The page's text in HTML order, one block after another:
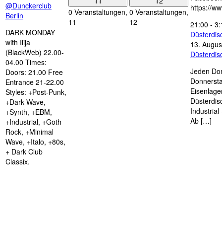
@Dunckerclub
Berlin
DARK MONDAY
with Ilija
(BlackWeb) 22.00-
04.00 Times:
Doors: 21.00 Free
Entrance 21-22.00
Styles: +Post-Punk,
+Dark Wave,
+Synth, +EBM,
+Industrial, +Goth
Rock, +Minimal
Wave, +Italo, +80s,
+ Dark Club
Classix.
0 Veranstaltungen,
11
0 Veranstaltungen,
12
https://
21:00 -
13.
Jeden
Industrial
Ab […]